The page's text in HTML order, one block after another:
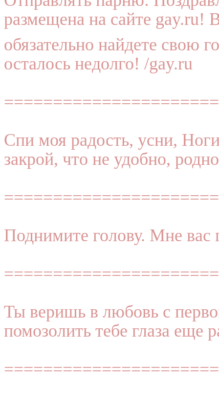
размещена на сайте gay.ru!
обязательно найдете свою
осталось недолго! /gay.ru
Спи моя радость, усни,
закрой, что не удобно,
Поднимите голову. Мне вас
Ты веришь в любовь с
помозолить тебе глаза еще